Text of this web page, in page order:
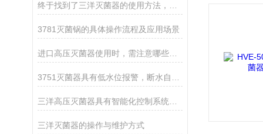
3781灭菌锅的具体操作流程及应用场景
进口高压灭菌器使用时，需注意哪些事项？
三洋灭菌器的操作与维护方式